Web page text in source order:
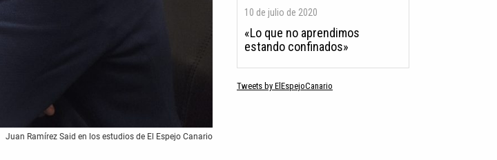
Juan Ramírez Said en los estudios de El Espejo Canario
10 de julio de 2020
«Lo que no aprendimos
estando confinados»
Tweets by ElEspejoCanario